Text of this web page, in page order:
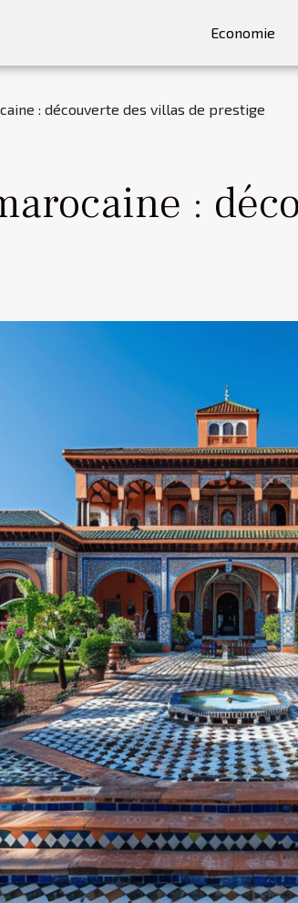
Economie
: découverte des villas de prestige
: